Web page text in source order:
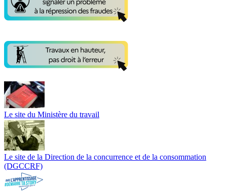
Le site du Ministère du travail
Le site de la Direction de la concurrence et de la consommation
(DGCCRF)